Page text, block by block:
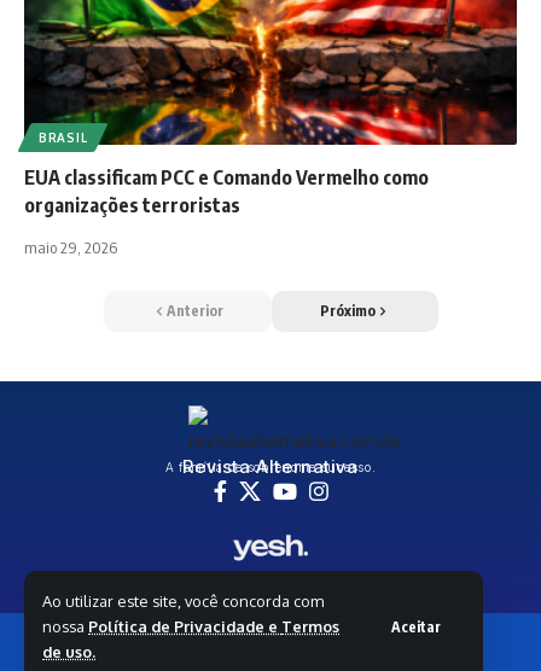
Ao utilizar este site, você concorda com
nossa Política de Privacidade e Termos
de uso.
Aceitar
BRASIL
EUA classificam PCC e Comando Vermelho como
organizações terroristas
maio 29, 2026
Anterior Próximo
Revista Alternativa
A família de sobrenome sucesso.
© Copyright 2026 Revista Alternativa - Todos os direitos